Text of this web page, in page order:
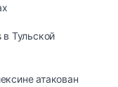
Тульской
атакован